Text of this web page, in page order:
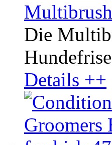
Die
Details ++